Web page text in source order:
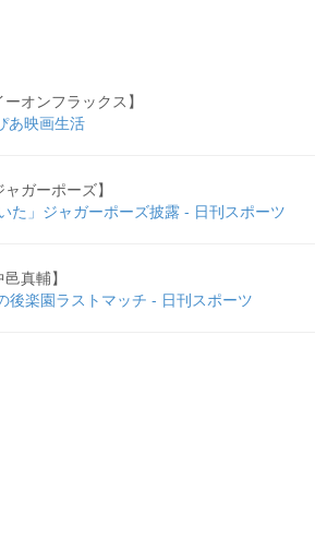
オンフラックス】
あ映画生活
ガーポーズ】
た」ジャガーポーズ披露 - 日刊スポーツ
真輔】
後楽園ラストマッチ - 日刊スポーツ